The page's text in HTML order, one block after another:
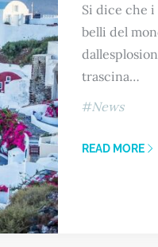
Si dice che
belli del
trascina…
News
READ MORE